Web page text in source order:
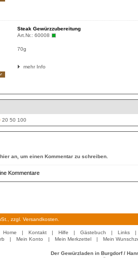
Steak Gewürzzubereitung
Art.Nr.: 60008
70g
mehr Info
20 50 100
an, um einen Kommentar zu schreiben.
Kommentare
zzgl. Versandkosten.
Home | Kontakt | Hilfe | Gästebuch | Links |
| Mein Konto | Mein Merkzettel | Mein
Der Gewürzladen in Burgdorf /